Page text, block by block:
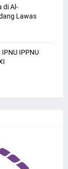
di Al-
Lawas
IPPNU